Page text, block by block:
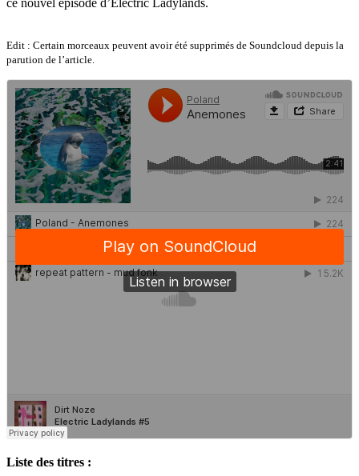
Edit : Certain morceaux peuvent avoir été supprimés de Soundcloud depuis la
parution de l’article.
Liste des titres :